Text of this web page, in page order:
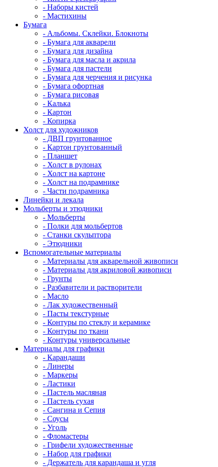
- Наборы кистей
- Мастихины
Бумага
- Альбомы. Склейки. Блокноты
- Бумага для акварели
- Бумага для дизайна
- Бумага для масла и акрила
- Бумага для пастели
- Бумага для черчения и рисунка
- Бумага офортная
- Бумага рисовая
- Калька
- Картон
- Копирка
Холст для художников
- ДВП грунтованное
- Картон грунтованный
- Планшет
- Холст в рулонах
- Холст на картоне
- Холст на подрамнике
- Части подрамника
Линейки и лекала
Мольберты и этюдники
- Мольберты
- Полки для мольбертов
- Станки скульптора
- Этюдники
Вспомогательные материалы
- Материалы для акварельной живописи
- Материалы для акриловой живописи
- Грунты
- Разбавители и растворители
- Масло
- Лак художественный
- Пасты текстурные
- Контуры по стеклу и керамике
- Контуры по ткани
- Контуры универсальные
Материалы для графики
- Карандаши
- Линеры
- Маркеры
- Ластики
- Пастель масляная
- Пастель сухая
- Сангина и Сепия
- Соусы
- Уголь
- Фломастеры
- Грифели художественные
- Набор для графики
- Держатель для карандаша и угля